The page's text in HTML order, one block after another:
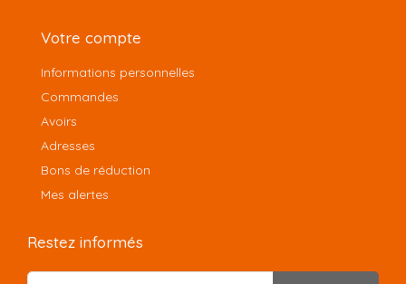
Votre compte
Informations personnelles
Commandes
Avoirs
Adresses
Bons de réduction
Mes alertes
Restez informés